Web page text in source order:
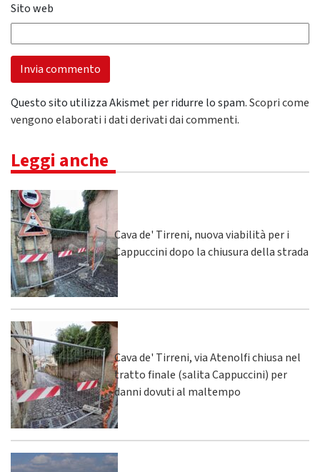
Sito web
Questo sito utilizza Akismet per ridurre lo spam.Scopri come
vengono elaborati i dati derivati dai commenti.
Leggi anche
Cava de' Tirreni, nuova viabilità per i
Cappuccini dopo la chiusura della strada
Cava de' Tirreni, via Atenolfi chiusa nel
tratto finale (salita Cappuccini) per
danni dovuti al maltempo